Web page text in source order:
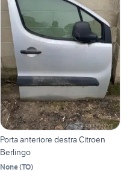
Porta anteriore destra Citroen
Berlingo
None(TO)